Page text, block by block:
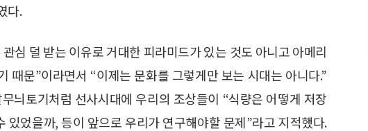
다.
심 덜 받는 이유로 거대한 피라미드가 있는 것도 아니고 아메리
때문”이라면서 “이제는 문화를 그렇게만 보는 시대는 아니다.”
늬토기처럼 선사시대에 우리의 조상들이 “식량은 어떻게 저장
있었을까, 등이 앞으로 우리가 연구해야할 문제”라고 지적했다.